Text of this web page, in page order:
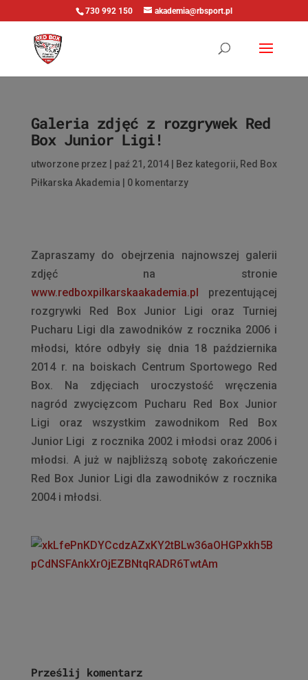
730 992 150 akademia@rbsport.pl
Galeria zdjęć z rozgrywek Red
Box Junior Ligi!
utworzone przez paź 21, 2014| Bez kategorii, Red Box
Piłkarska Akademia
0 komentarzy
Zapraszamy do obejrzenia najnowszej galerii
zdjęć na stronie
www.redboxpilkarskaakademia.pl prezentującej
rozgrywki Red Box Junior Ligi oraz Turniej
Pucharu Ligi dla zawodników z rocznika 2006 i
młodsi, które odbyły się dnia 18 października
2014 r. na boiskach Centrum Sportowego Red
Box. Na zdjęciach uroczystość wręczenia
nagród zwycięzcom Pucharu Red Box Junior
Ligi oraz wszystkim zawodnikom Red Box
Junior Ligi z rocznika 2002 i młodsi oraz 2006 i
młodsi. A już w najbliższą sobotę zakończenie
Red Box Junior Ligi dla zawodników z rocznika
2004 i młodsi.
Prześlij komentarz